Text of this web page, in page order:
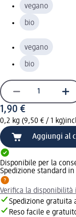
vegano
bio
vegano
bio
1,90 €
0,2 kg (9,50 € / 1 kg)
Aggiungi al
Disponibile per la
Spedizione standard
Verifica la disponibilità
Spedizione gratuita
Reso facile e